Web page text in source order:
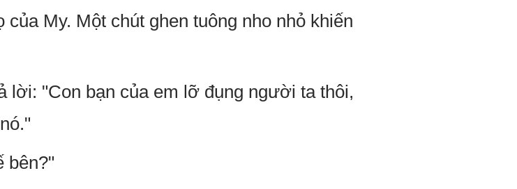
My. Một chút ghen tuông nho nhỏ khiến
lời: "Con bạn của em lỡ đụng người ta thôi,
bên?"